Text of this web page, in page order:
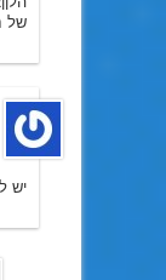
של
יש לזה